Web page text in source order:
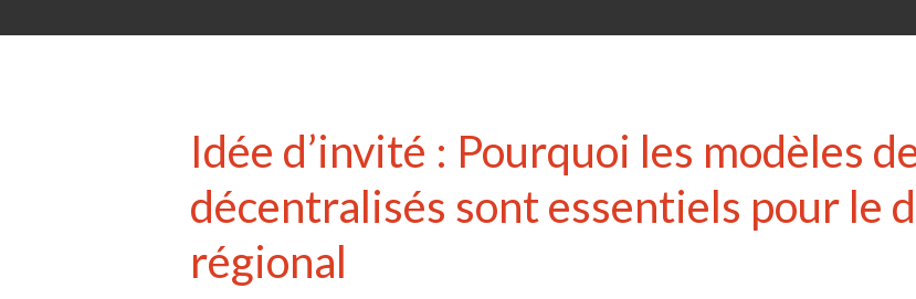
Idée d’invité : Pourquoi les modèles
décentralisés sont essentiels pour le
régional